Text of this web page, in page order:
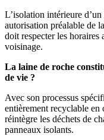
L’isolation intérieure
autorisation préalable de
doit respecter les
voisinage.
La laine de roche
de vie ?
Avec son processus
entièrement recyclable
réintègre les déchets de
panneaux isolants.